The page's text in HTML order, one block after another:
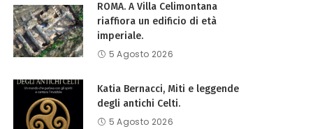
ROMA. A Villa Celimontana
riaffiora un edificio di età
imperiale.
5 Agosto 2026
Katia Bernacci, Miti e leggende
degli antichi Celti.
5 Agosto 2026